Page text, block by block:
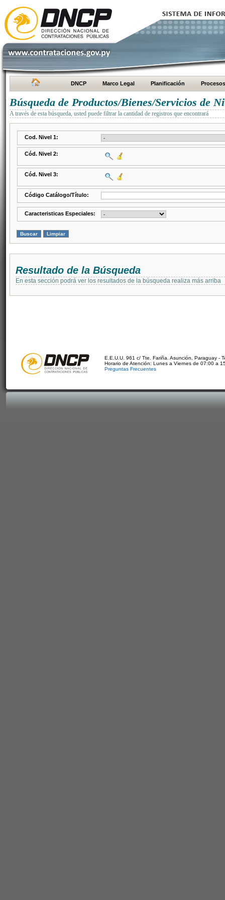
DNCP Marco Legal Planificación Procesos
Búsqueda de Productos/Bienes/Servicios de
A través de esta búsqueda, usted puede filtrar la cantidad de registros que encontrará
Cod. Nivel 1:
Cód. Nivel 2:
Cód. Nivel 3:
Código Catálogo/Título:
Caracteristicas Especiales:
Resultado de la Búsqueda
En esta sección podrá ver los resultados de la búsqueda realiza más arriba
E.E.U.U. 961 c/ Tte. Fariña. Asunción, Paraguay -
Horario de Atención: Lunes a Viernes de 07:00 a
Preguntas Frecuentes